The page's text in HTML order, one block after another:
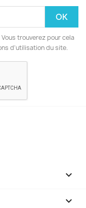
trouverez pour cela
d'utilisation du site.

